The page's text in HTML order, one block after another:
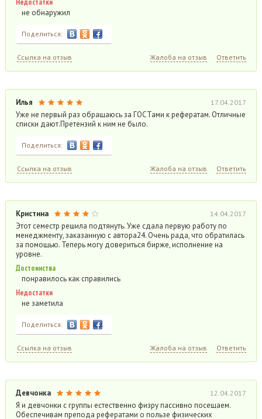
Недостатки
не обнаружил
Поделиться:
Ссылка на отзыв Жалоба на отзыв Ответить
Илья 17.04.2017
Уже не первый раз обращаюсь за ГОСТами к рефератам. Отличные
списки дают.Претензий к ним не было.
Поделиться:
Ссылка на отзыв Жалоба на отзыв Ответить
Кристина 14.04.2017
Этот семестр решила подтянуть. Уже сдала первую работу по
менеджменту, заказанную с автора24. Очень рада, что обратилась
за помощью. Теперь могу довериться бирже, исполнение на
уровне.
Достоинства
понравилось как справились
Недостатки
не заметила
Поделиться:
Ссылка на отзыв Жалоба на отзыв Ответить
Девчонка 12.04.2017
Я и девчонки с группы естественно физру пассивно посещаем.
Обеспечивам препода рефератами о пользе физических